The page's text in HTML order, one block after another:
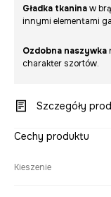
Gładka tkaninaw
innymi elementami
Ozdobna naszywka
charakter szortów.
Szczegóły
Cechy produktu
Kieszenie